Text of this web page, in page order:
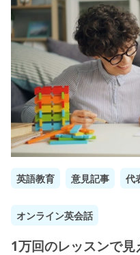
英語教育 意見記事 代
オンライン英会話
1万回のレッスンで